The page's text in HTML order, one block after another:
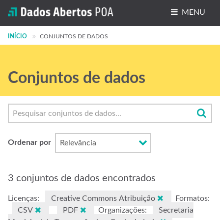
MENU
Conjuntos de dados
Grupos
Sobre
INÍCIO CONJUNTOS DE DADOS
Conjuntos de dados
Ordenar por
3 conjuntos de dados encontrados
Licenças: Creative Commons Atribuição
Formatos:
CSV
PDF Organizações:
Secretaria